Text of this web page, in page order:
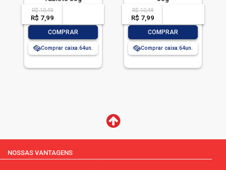
R$ 10,49
R$ 7,99
COMPRAR
Comprar caixa:64
R$ 10,49
R$ 7,99
COMPRAR
Comprar caixa:64
NOSSAS VANTAGENS